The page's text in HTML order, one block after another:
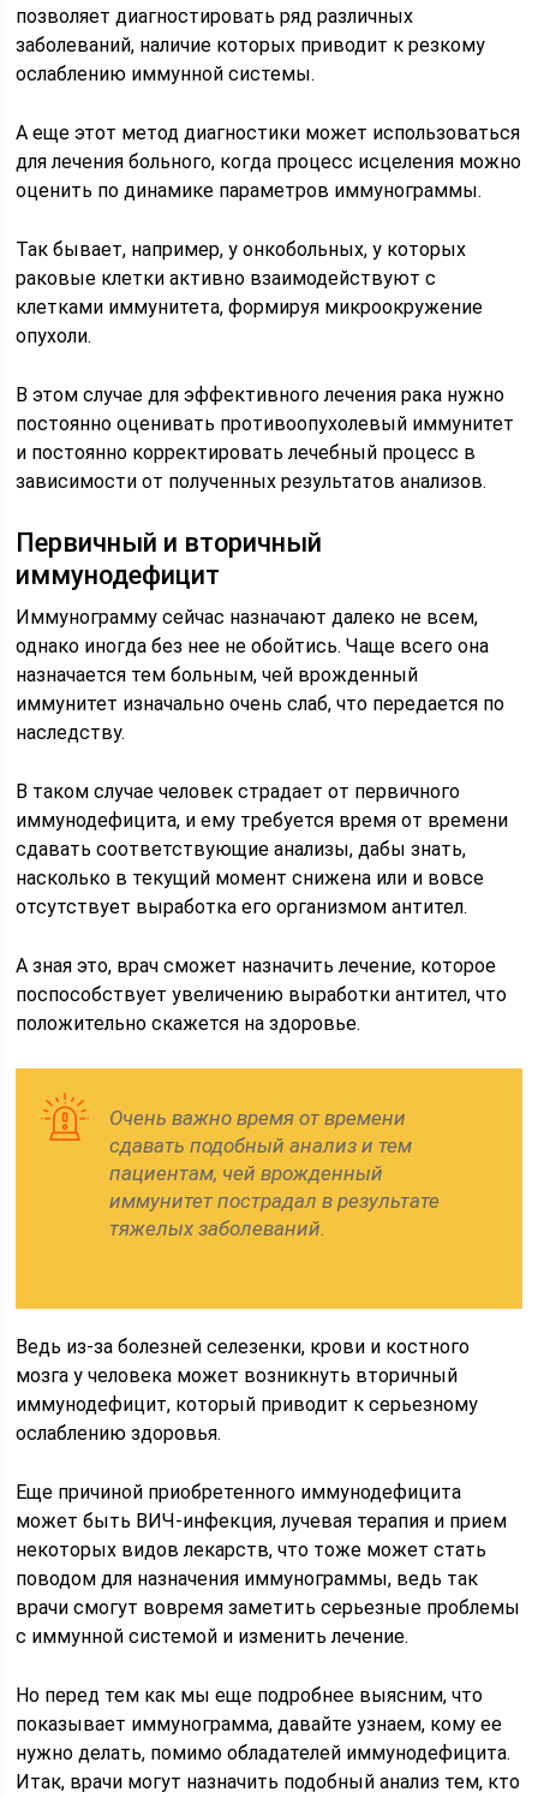
позволяет диагностировать ряд различных
заболеваний, наличие которых приводит к резкому
ослаблению иммунной системы.
А еще этот метод диагностики может использоваться
для лечения больного, когда процесс исцеления можно
оценить по динамике параметров иммунограммы.
Так бывает, например, у онкобольных, у которых
раковые клетки активно взаимодействуют с
клетками иммунитета, формируя микроокружение
опухоли.
В этом случае для эффективного лечения рака нужно
постоянно оценивать противоопухолевый иммунитет
и постоянно корректировать лечебный процесс в
зависимости от полученных результатов анализов.
Первичный и вторичный
иммунодефицит
Иммунограмму сейчас назначают далеко не всем,
однако иногда без нее не обойтись. Чаще всего она
назначается тем больным, чей врожденный
иммунитет изначально очень слаб, что передается по
наследству.
В таком случае человек страдает от первичного
иммунодефицита, и ему требуется время от времени
сдавать соответствующие анализы, дабы знать,
насколько в текущий момент снижена или и вовсе
отсутствует выработка его организмом антител.
А зная это, врач сможет назначить лечение, которое
поспособствует увеличению выработки антител, что
положительно скажется на здоровье.
Очень важно время от времени
сдавать подобный анализ и тем
пациентам, чей врожденный
иммунитет пострадал в результате
тяжелых заболеваний.
Ведь из-за болезней селезенки, крови и костного
мозга у человека может возникнуть вторичный
иммунодефицит, который приводит к серьезному
ослаблению здоровья.
Еще причиной приобретенного иммунодефицита
может быть ВИЧ-инфекция, лучевая терапия и прием
некоторых видов лекарств, что тоже может стать
поводом для назначения иммунограммы, ведь так
врачи смогут вовремя заметить серьезные проблемы
с иммунной системой и изменить лечение.
Но перед тем как мы еще подробнее выясним, что
показывает иммунограмма, давайте узнаем, кому ее
нужно делать, помимо обладателей иммунодефицита.
Итак, врачи могут назначить подобный анализ тем, кто